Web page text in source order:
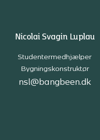
Nicolai Svagin Luplau
Studentermedhjælper
Bygningskonstruktør
nsl@bangbeen.dk